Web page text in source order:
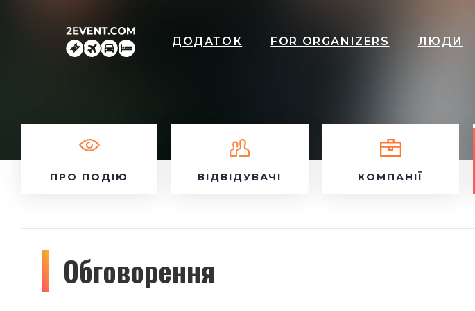
ДОДАТОК FOR ORGANIZERS ЛЮДИ
ПРО ПОДІЮ ВІДВІДУВАЧІ КОМПАНІЇ
Обговорення